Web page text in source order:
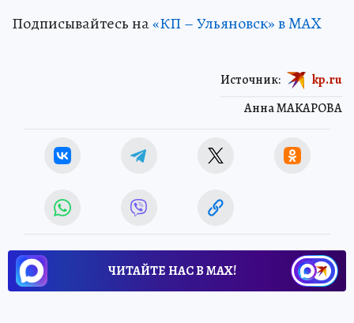
Подписывайтесь на«КП – Ульяновск» в MAX
Анна МАКАРОВА
Источник: kp.ru
ЧИТАЙТЕ НАС В МАХ!